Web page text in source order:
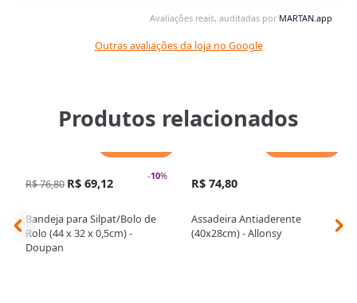
Avaliações reais, auditadas por MARTAN.app
Outras avaliações da loja no Google
Produtos relacionados
-10%
R$ 76,80 R$ 69,12
Bandeja para Silpat/Bolo de
Rolo (44 x 32 x 0,5cm) -
Doupan
R$ 74,80
Assadeira Antiaderente
(40x28cm) - Allonsy